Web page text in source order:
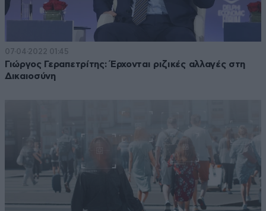
07·04·2022 01:45
Γιώργος Γεραπετρίτης: Έρχονται ριζικές αλλαγές στη
Δικαιοσύνη